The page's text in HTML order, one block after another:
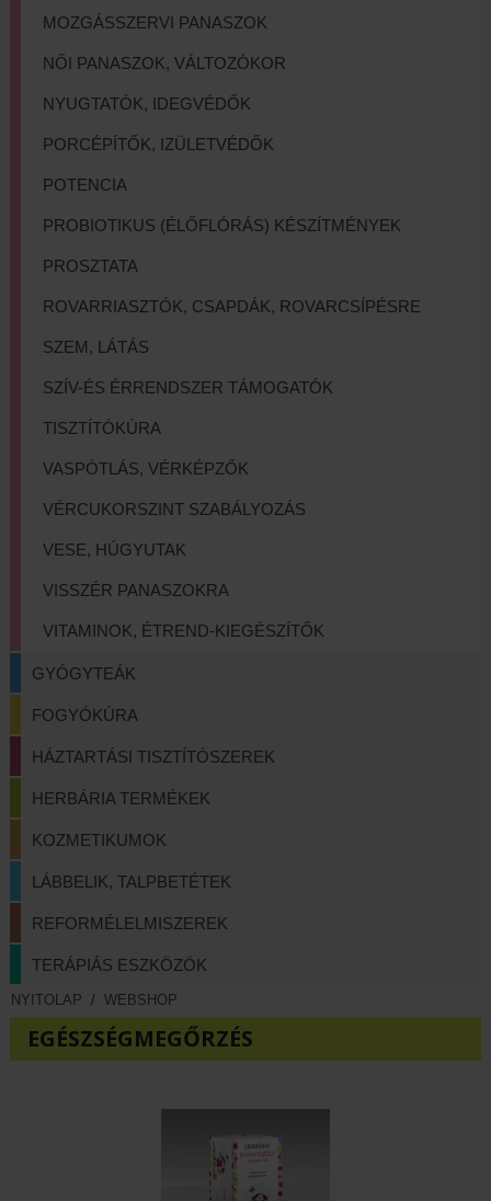
MOZGÁSSZERVI PANASZOK
NŐI PANASZOK, VÁLTOZÓKOR
NYUGTATÓK, IDEGVÉDŐK
PORCÉPÍTŐK, IZÜLETVÉDŐK
POTENCIA
PROBIOTIKUS (ÉLŐFLÓRÁS) KÉSZÍTMÉNYEK
PROSZTATA
ROVARRIASZTÓK, CSAPDÁK, ROVARCSÍPÉSRE
SZEM, LÁTÁS
SZÍV-ÉS ÉRRENDSZER TÁMOGATÓK
TISZTÍTÓKÚRA
VASPÓTLÁS, VÉRKÉPZŐK
VÉRCUKORSZINT SZABÁLYOZÁS
VESE, HÚGYUTAK
VISSZÉR PANASZOKRA
VITAMINOK, ÉTREND-KIEGÉSZÍTŐK
GYÓGYTEÁK
FOGYÓKÚRA
HÁZTARTÁSI TISZTÍTÓSZEREK
HERBÁRIA TERMÉKEK
KOZMETIKUMOK
LÁBBELIK, TALPBETÉTEK
REFORMÉLELMISZEREK
TERÁPIÁS ESZKÖZÖK
NYITOLAP / WEBSHOP
EGÉSZSÉGMEGŐRZÉS